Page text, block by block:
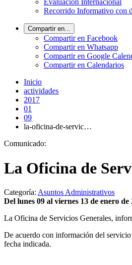
Evaluación Internacional
Recorrido Informativo con
Compartir en...
Compartir en Facebook
Compartir en Whatsapp
Compartir en Google
Compartir en Calendarios
Inicio
actividades
2017
01
09
la-oficina-de-servic…
Comunicado:
La Oficina de
Categoría: Asuntos Administrativos
Del lunes 09 al viernes 13 de enero de
La Oficina de Servicios Generales,
De acuerdo con información del servicio
fecha indicada.